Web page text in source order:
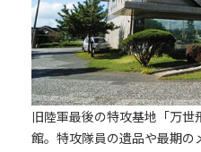
旧陸軍最後の特攻基地「万
館。特攻隊員の遺品や最期の